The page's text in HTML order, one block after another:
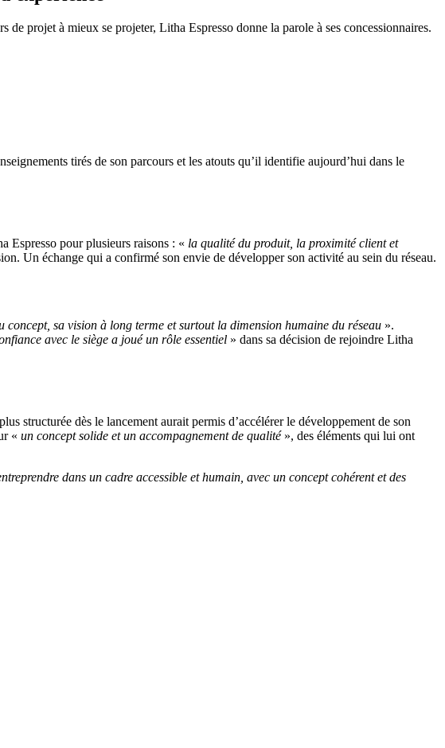
projet à mieux se projeter, Litha Espresso donne la parole à ses concessionnaires.
tirés de son parcours et les atouts qu’il identifie aujourd’hui dans le
Espresso pour plusieurs raisons : « la qualité du produit, la proximité client et
Un échange qui a confirmé son envie de développer son activité au sein du réseau.
concept, sa vision à long terme et surtout la dimension humaine du réseau ».
avec le siège a joué un rôle essentiel » dans sa décision de rejoindre Litha
structurée dès le lancement aurait permis d’accélérer le développement de son
« un concept solide et un accompagnement de qualité», des éléments qui lui ont
dans un cadre accessible et humain, avec un concept cohérent et des